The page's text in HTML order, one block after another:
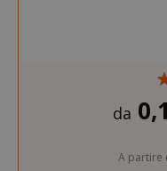
da
A partire